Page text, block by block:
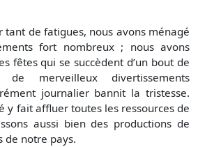
tant de fatigues, nous avons ménagé
fort nombreux ; nous avons
fêtes qui se succèdent d’un bout de
de merveilleux divertissements
journalier bannit la tristesse.
y fait affluer toutes les ressources de
aussi bien des productions de
de notre pays.